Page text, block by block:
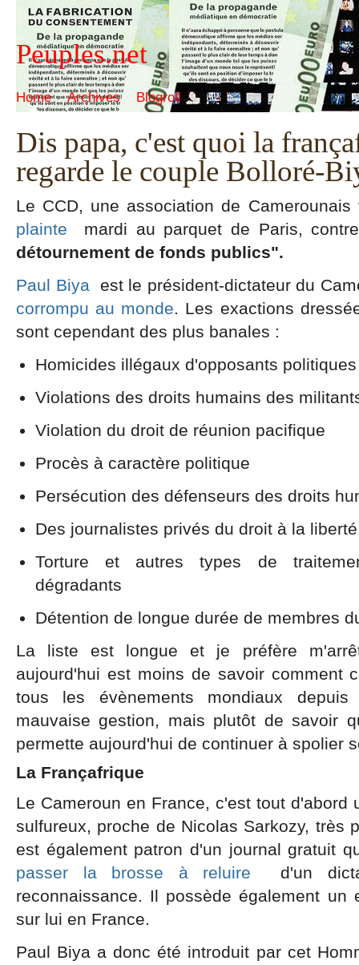
Peuples.net
Home Archives Blogroll
Dis papa, c'est quoi la
regarde le couple Bolloré-
Le CCD, une association de
plainte
mardi au parquet de Paris,
détournement de fonds publics".
Paul Biya
est le président-dictateur du
corrompu au monde. Les exactions
sont cependant des plus banales :
Homicides illégaux d'opposants politiques
Violations des droits humains des
Violation du droit de réunion pacifique
Procès à caractère politique
Persécution des défenseurs des droits
Des journalistes privés du droit à la
Torture et autres types de
dégradants
Détention de longue durée de membres
La liste est longue et je préfère
aujourd'hui est moins de savoir comment
tous les évènements mondiaux
mauvaise gestion, mais plutôt de savoir
permette aujourd'hui de continuer à spolier
La Françafrique
Le Cameroun en France, c'est tout d'abord
sulfureux, proche de Nicolas Sarkozy, très
est également patron d'un journal gratuit
passer la brosse à reluire
d'un
reconnaissance. Il possède également un
sur lui en France.
Paul Biya a donc été introduit par cet